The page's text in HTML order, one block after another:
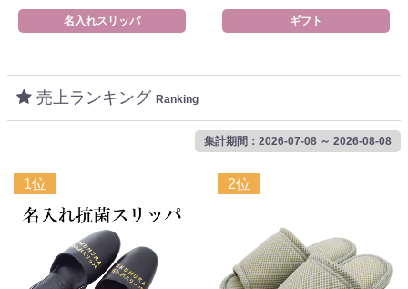
名入れスリッパ ギフト
売上ランキング Ranking
集計期間：2026-07-08 ～ 2026-08-08
1位 2位